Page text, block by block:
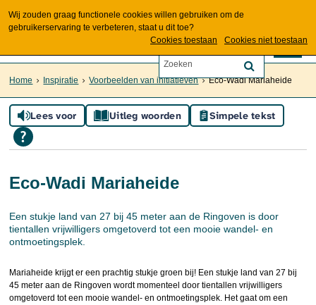
Wij zouden graag functionele cookies willen gebruiken om de
gebruikerservaring te verbeteren, staat u dit toe?
Cookies toestaan
Cookies niet toestaan
Home Inspiratie Voorbeelden van initiatieven Eco-Wadi Mariaheide
Lees voor Uitleg woorden Simpele tekst
Eco-Wadi Mariaheide
Een stukje land van 27 bij 45 meter aan de Ringoven is door
tientallen vrijwilligers omgetoverd tot een mooie wandel- en
ontmoetingsplek.
Mariaheide krijgt er een prachtig stukje groen bij! Een stukje land van 27 bij
45 meter aan de Ringoven wordt momenteel door tientallen vrijwilligers
omgetoverd tot een mooie wandel- en ontmoetingsplek. Het gaat om een